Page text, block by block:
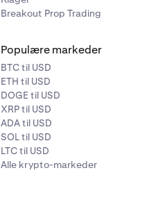
Breakout Prop Trading
Populære markeder
BTC til USD
ETH til USD
DOGE til USD
XRP til USD
ADA til USD
SOL til USD
LTC til USD
Alle krypto-markeder